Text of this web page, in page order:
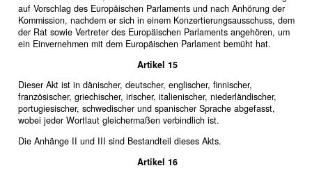
auf Vorschlag des Europäischen Parlaments und nach Anhörung der
Kommission, nachdem er sich in einem Konzertierungsausschuss, dem
der Rat sowie Vertreter des Europäischen Parlaments angehören, um
ein Einvernehmen mit dem Europäischen Parlament bemüht hat.
Artikel 15
Dieser Akt ist in dänischer, deutscher, englischer, finnischer,
französischer, griechischer, irischer, italienischer, niederländischer,
portugiesischer, schwedischer und spanischer Sprache abgefasst,
wobei jeder Wortlaut gleichermaßen verbindlich ist.
Die Anhänge II und III sind Bestandteil dieses Akts.
Artikel 16